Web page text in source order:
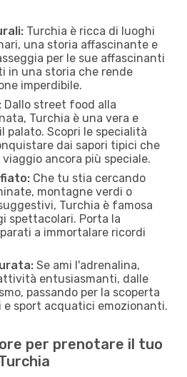
Turchia è ricca di luoghi
una storia affascinante e
per le sue affascinanti
in una storia che rende
imperdibile.
Dallo street food alla
Turchia è una vera e
palato. Scopri le specialità
dai sapori tipici che
ancora più speciale.
Che tu stia cercando
montagne verdi o
Turchia è famosa
spettacolari. Porta la
a immortalare ricordi
Se ami l'adrenalina,
entusiasmanti, dalle
passando per la scoperta
e sport acquatici emozionanti.
per prenotare il tuo